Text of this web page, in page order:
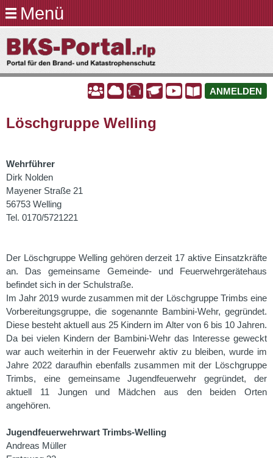
zum
Inhalt
BKS-
Portal.rlp
A
A A ANMELDEN
Löschgruppe Welling
Wehrführer
Dirk Nolden
Mayener Straße 21
56753 Welling
Tel. 0170/5721221
Der Löschgruppe Welling gehören derzeit 17 aktive Einsatzkräfte
an. Das gemeinsame Gemeinde- und Feuerwehrgerätehaus
befindet sich in der Schulstraße.
Im Jahr 2019 wurde zusammen mit der Löschgruppe Trimbs eine
Vorbereitungsgruppe, die sogenannte Bambini-Wehr, gegründet.
Diese besteht aktuell aus 25 Kindern im Alter von 6 bis 10 Jahren.
Da bei vielen Kindern der Bambini-Wehr das Interesse geweckt
war auch weiterhin in der Feuerwehr aktiv zu bleiben, wurde im
Jahre 2022 daraufhin ebenfalls zusammen mit der Löschgruppe
Trimbs, eine gemeinsame Jugendfeuerwehr gegründet, der
aktuell 11 Jungen und Mädchen aus den beiden Orten
angehören.
Jugendfeuerwehrwart Trimbs-Welling
Andreas Müller
Menü